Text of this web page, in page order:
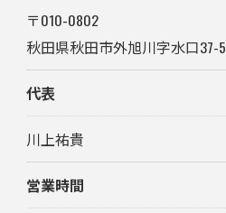
〒010-0802
秋田県秋田市外旭川字水口37-5
代表
川上祐貴
営業時間